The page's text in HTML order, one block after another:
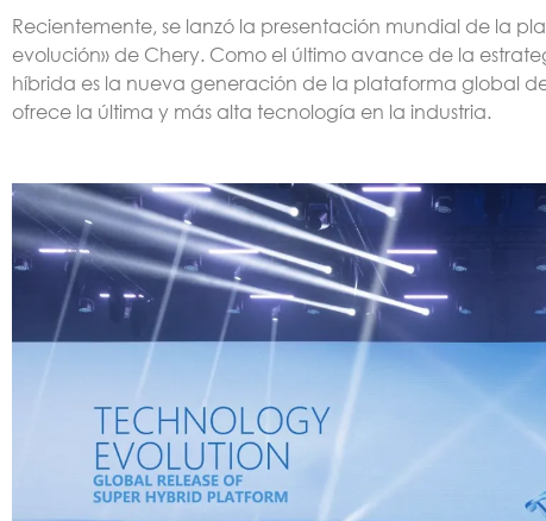
Recientemente, se lanzó la presentación mundial de la
evolución» de Chery. Como el último avance de la
híbrida es la nueva generación de la plataforma global
ofrece la última y más alta tecnología en la industria.